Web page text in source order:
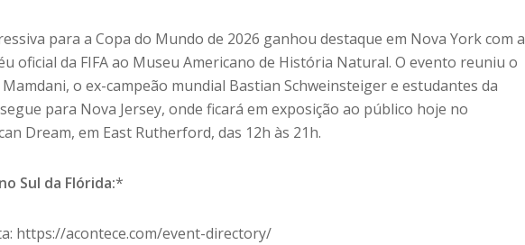
para a Copa do Mundo de 2026 ganhou destaque em Nova York com a
oficial da FIFA ao Museu Americano de História Natural. O evento reuniu o
o ex-campeão mundial Bastian Schweinsteiger e estudantes da
para Nova Jersey, onde ficará em exposição ao público hoje no
Dream, em East Rutherford, das 12h às 21h.
Sul da Flórida:*
https://acontece.com/event-directory/